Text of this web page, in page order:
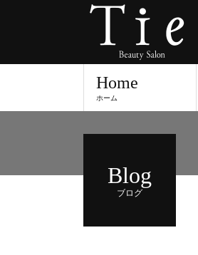
Home
ホーム
Blog
ブログ